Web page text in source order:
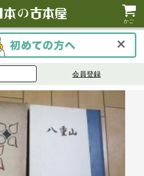
かご
会員登録